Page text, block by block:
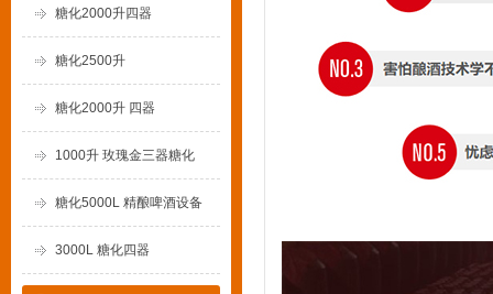
糖化2000升四器
糖化2500升
糖化2000升 四器
1000升 玫瑰金三器糖化
糖化5000L 精酿啤酒设备
3000L 糖化四器